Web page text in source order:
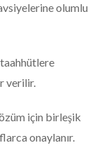
olumlu
taahhütlere
verilir.
için birleşik
onaylanır.